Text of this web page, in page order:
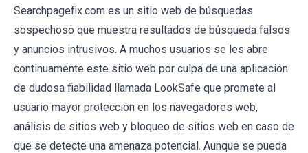
Searchpagefix.com es un sitio web de búsquedas
sospechoso que muestra resultados de búsqueda falsos
y anuncios intrusivos. A muchos usuarios se les abre
continuamente este sitio web por culpa de una aplicación
de dudosa fiabilidad llamada LookSafe que promete al
usuario mayor protección en los navegadores web,
análisis de sitios web y bloqueo de sitios web en caso de
que se detecte una amenaza potencial. Aunque se pueda